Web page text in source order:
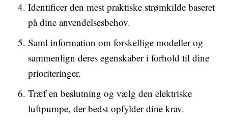
Identificer den mest praktiske strømkilde baseret
på dine anvendelsesbehov.
Saml information om forskellige modeller og
sammenlign deres egenskaber i forhold til dine
prioriteringer.
Træf en beslutning og vælg den elektriske
luftpumpe, der bedst opfylder dine krav.